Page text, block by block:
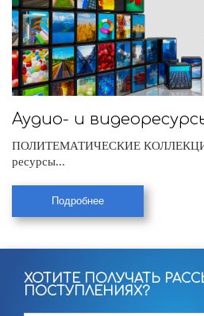
Аудио- и
ПОЛИТЕМАТИЧЕСКИЕ
ресурсы...
Подробнее
ХОТИТЕ ПОЛУЧАТЬ
ПОСТУПЛЕНИЯХ?